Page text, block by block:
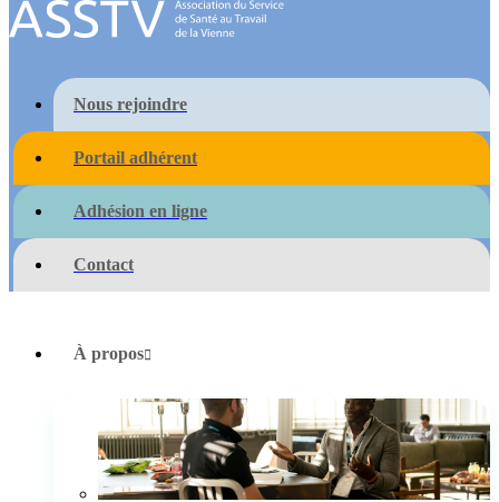
Nous rejoindre
Portail adhérent
Adhésion en ligne
Contact
À propos